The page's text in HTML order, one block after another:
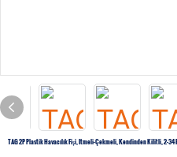
TAG 2P Plastik Havacılık Fişi, Itmeli-Çekmeli, Kendinden Kilitli, 2-